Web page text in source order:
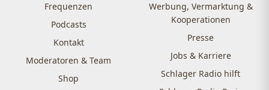
Frequenzen
Podcasts
Kontakt
Moderatoren & Team
Shop
Werbung, Vermarktung &
Kooperationen
Presse
Jobs & Karriere
Schlager Radio hilft